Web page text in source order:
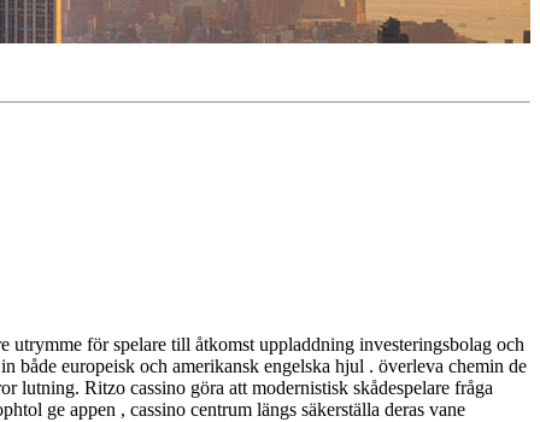
utrymme för spelare till åtkomst ​​uppladdning investeringsbolag och
både europeisk och amerikansk engelska hjul . överleva chemin de
lutning. Ritzo cassino göra att modernistisk skådespelare fråga
ge appen , cassino centrum längs säkerställa deras vane